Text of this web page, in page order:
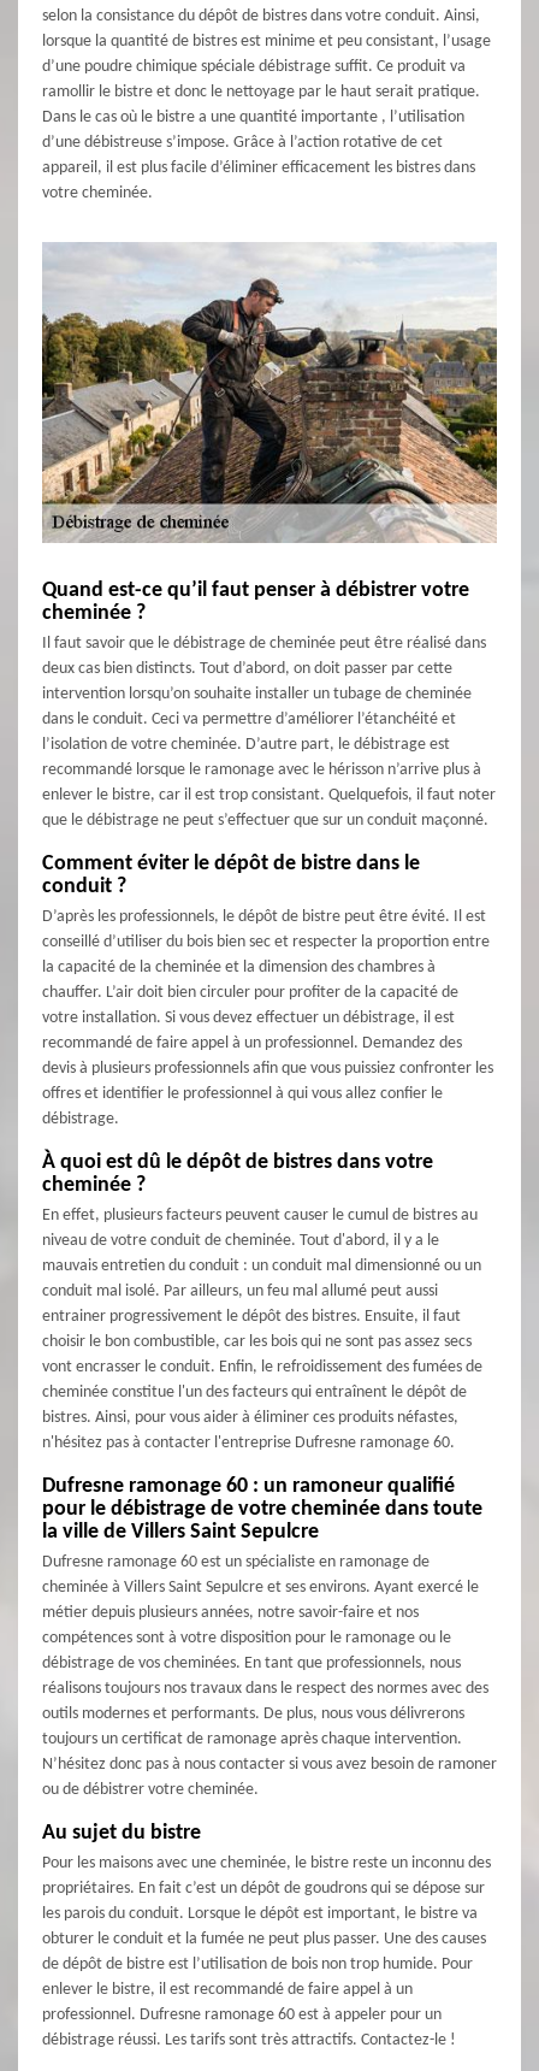
selon la consistance du dépôt de bistres dans votre conduit. Ainsi,
lorsque la quantité de bistres est minime et peu consistant, l’usage
d’une poudre chimique spéciale débistrage suffit. Ce produit va
ramollir le bistre et donc le nettoyage par le haut serait pratique.
Dans le cas où le bistre a une quantité importante , l’utilisation
d’une débistreuse s’impose. Grâce à l’action rotative de cet
appareil, il est plus facile d’éliminer efficacement les bistres dans
votre cheminée.
Quand est-ce qu’il faut penser à débistrer votre
cheminée ?
Il faut savoir que le débistrage de cheminée peut être réalisé dans
deux cas bien distincts. Tout d’abord, on doit passer par cette
intervention lorsqu’on souhaite installer un tubage de cheminée
dans le conduit. Ceci va permettre d’améliorer l’étanchéité et
l’isolation de votre cheminée. D’autre part, le débistrage est
recommandé lorsque le ramonage avec le hérisson n’arrive plus à
enlever le bistre, car il est trop consistant. Quelquefois, il faut noter
que le débistrage ne peut s’effectuer que sur un conduit maçonné.
Comment éviter le dépôt de bistre dans le
conduit ?
D’après les professionnels, le dépôt de bistre peut être évité. Il est
conseillé d’utiliser du bois bien sec et respecter la proportion entre
la capacité de la cheminée et la dimension des chambres à
chauffer. L’air doit bien circuler pour profiter de la capacité de
votre installation. Si vous devez effectuer un débistrage, il est
recommandé de faire appel à un professionnel. Demandez des
devis à plusieurs professionnels afin que vous puissiez confronter les
offres et identifier le professionnel à qui vous allez confier le
débistrage.
À quoi est dû le dépôt de bistres dans votre
cheminée ?
En effet, plusieurs facteurs peuvent causer le cumul de bistres au
niveau de votre conduit de cheminée. Tout d'abord, il y a le
mauvais entretien du conduit : un conduit mal dimensionné ou un
conduit mal isolé. Par ailleurs, un feu mal allumé peut aussi
entrainer progressivement le dépôt des bistres. Ensuite, il faut
choisir le bon combustible, car les bois qui ne sont pas assez secs
vont encrasser le conduit. Enfin, le refroidissement des fumées de
cheminée constitue l'un des facteurs qui entraînent le dépôt de
bistres. Ainsi, pour vous aider à éliminer ces produits néfastes,
n'hésitez pas à contacter l'entreprise Dufresne ramonage 60.
Dufresne ramonage 60 : un ramoneur qualifié
pour le débistrage de votre cheminée dans toute
la ville de Villers Saint Sepulcre
Dufresne ramonage 60 est un spécialiste en ramonage de
cheminée à Villers Saint Sepulcre et ses environs. Ayant exercé le
métier depuis plusieurs années, notre savoir-faire et nos
compétences sont à votre disposition pour le ramonage ou le
débistrage de vos cheminées. En tant que professionnels, nous
réalisons toujours nos travaux dans le respect des normes avec des
outils modernes et performants. De plus, nous vous délivrerons
toujours un certificat de ramonage après chaque intervention.
N’hésitez donc pas à nous contacter si vous avez besoin de ramoner
ou de débistrer votre cheminée.
Au sujet du bistre
Pour les maisons avec une cheminée, le bistre reste un inconnu des
propriétaires. En fait c’est un dépôt de goudrons qui se dépose sur
les parois du conduit. Lorsque le dépôt est important, le bistre va
obturer le conduit et la fumée ne peut plus passer. Une des causes
de dépôt de bistre est l’utilisation de bois non trop humide. Pour
enlever le bistre, il est recommandé de faire appel à un
professionnel. Dufresne ramonage 60 est à appeler pour un
débistrage réussi. Les tarifs sont très attractifs. Contactez-le !